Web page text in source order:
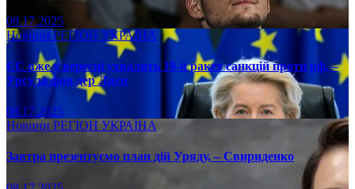
08.17.2025
НовиниРЕГІОН УКРАЇНА
ЄС вже у вересні ухвалить 19-й ракет санкцій проти рф, –
Урсула фон дер Ляєн
08.17.2025
Новини РЕГІОН УКРАЇНА
Завтра презентуємо план дій Уряду, – Свириденко